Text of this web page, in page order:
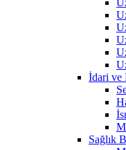
İdari ve
Sağlık